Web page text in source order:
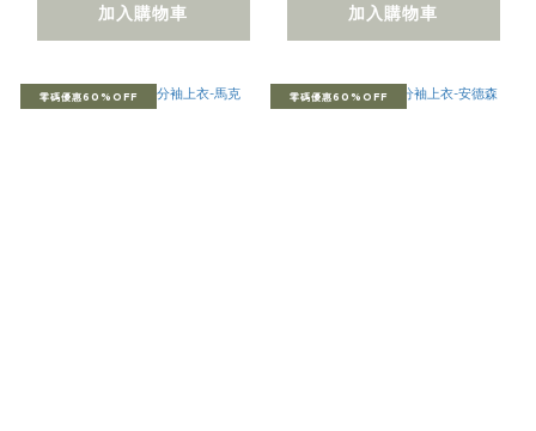
加入購物車 加入購物車
零碼優惠60%OFF 零碼優惠60%OFF